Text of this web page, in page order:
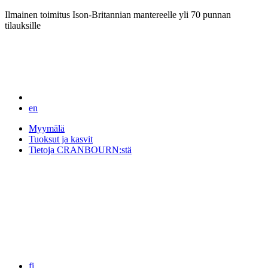
Ilmainen toimitus Ison-Britannian mantereelle yli 70 punnan
tilauksille
en
Myymälä
Tuoksut ja kasvit
Tietoja CRANBOURN:stä
fi